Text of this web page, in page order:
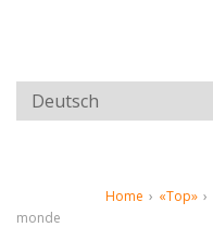
Home › «Top» ›
monde